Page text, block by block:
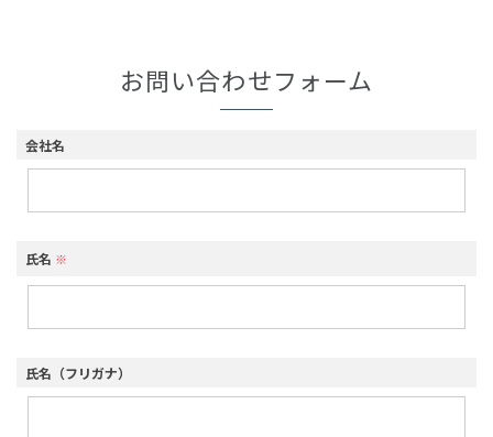
お問い合わせフォーム
会社名
氏名 ※
氏名（フリガナ）